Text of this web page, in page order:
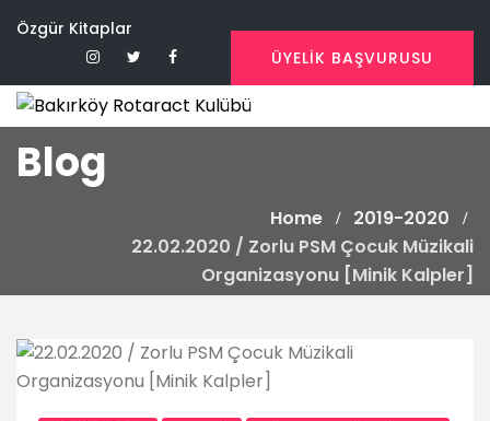
Özgür Kitaplar
ÜYELİK BAŞVURUSU
Blog
Home
2019-2020
22.02.2020 / Zorlu PSM Çocuk Müzikali
Organizasyonu [Minik Kalpler]